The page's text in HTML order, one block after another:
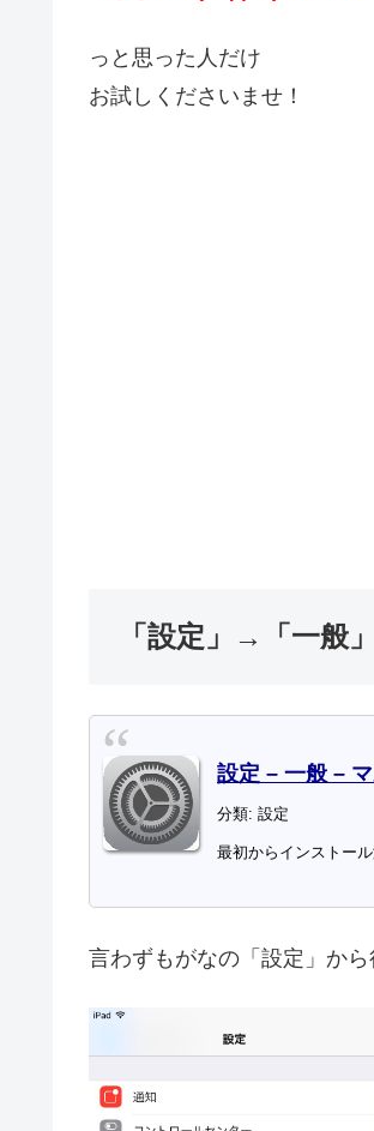
っと思った人だけ
お試しくださいませ！
「設定」→「一般
設定 – 一般 –
分類: 設定
最初からインストー
言わずもがなの「設定」から